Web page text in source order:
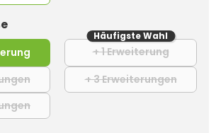
auswählen
Häufigste Wahl
+ 1 Erweiterung(Diese
(Diese Option ist zurzeit nicht
+ 3 Erweiterungen(Diese
(Diese Option ist zurzeit nicht